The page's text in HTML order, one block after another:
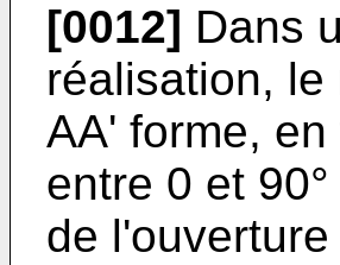
[0012] Dans
réalisation,
AA' forme,
entre 0 et
de